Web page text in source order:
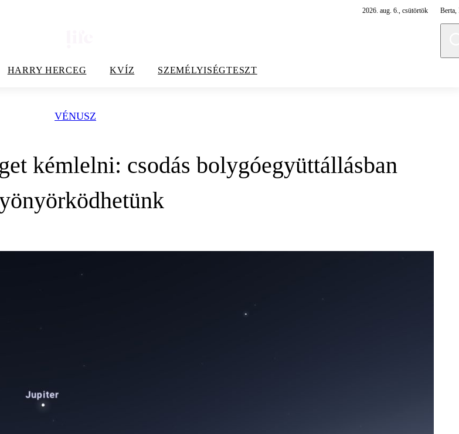
2026. aug. 6., csütörtök Berta,
HARRY HERCEG KVÍZ SZEMÉLYISÉGTESZT
VÉNUSZ
kémlelni: csodás bolygóegyüttállásban